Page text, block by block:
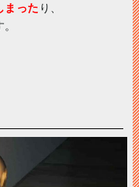
まった り、